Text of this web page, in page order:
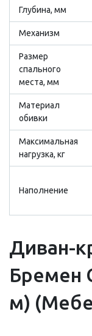
Глубина, мм
Механизм
Размер
cпального
места, мм
Материал
обивки
Максимальная
нагрузка, кг
Наполнение
Диван-
Бремен
м)